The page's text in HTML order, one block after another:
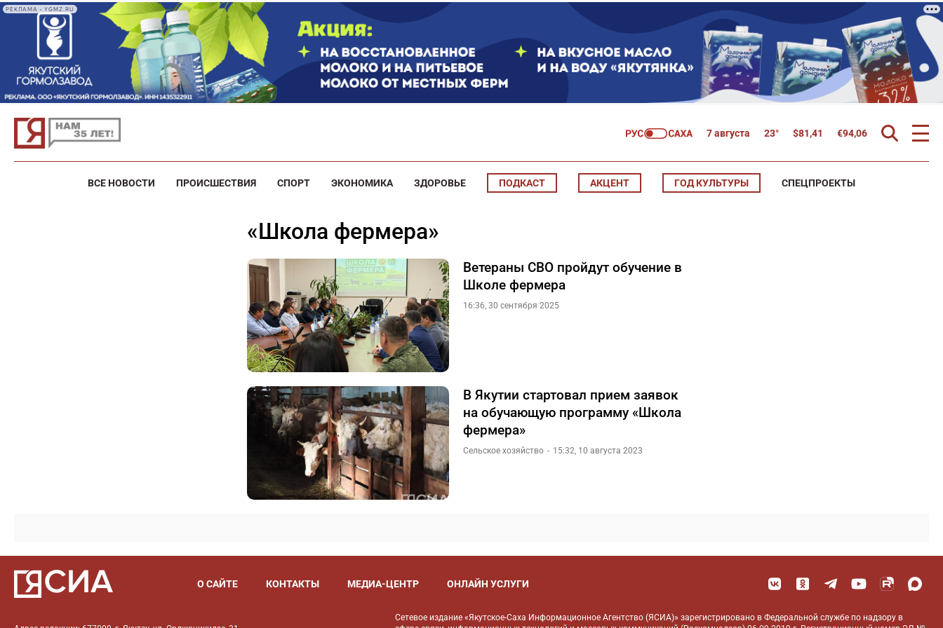
РЕКЛАМА • YGMZ.RU
7 августа 23° $81,41 €94,06
ВСЕ НОВОСТИ ПРОИСШЕСТВИЯ СПОРТ ЭКОНОМИКА ЗДОРОВЬЕ ПОДКАСТ АКЦЕНТ ГОД КУЛЬТУРЫ СПЕЦПРОЕКТЫ
«Школа фермера»
Ветераны СВО пройдут обучение в
Школе фермера
16:36, 30 сентября 2025
В Якутии стартовал прием заявок
на обучающую программу «Школа
фермера»
Сельское хозяйство 15:32, 10 августа 2023
О САЙТЕ КОНТАКТЫ МЕДИА-ЦЕНТР ОНЛАЙН УСЛУГИ
Сетевое издание «Якутское-Саха Информационное Агентство (ЯСИА)» зарегистрировано в Федеральной службе по надзору в